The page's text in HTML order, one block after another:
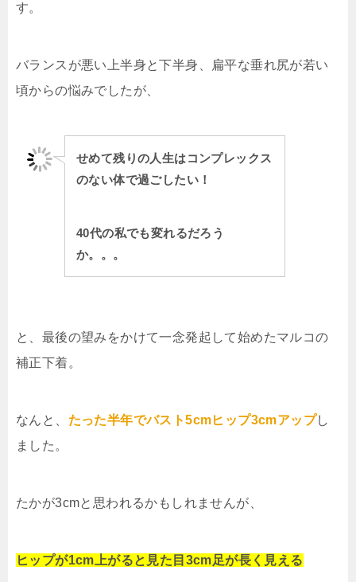
す。
バランスが悪い上半身と下半身、扁平な垂れ尻が若い
頃からの悩みでしたが、
せめて残りの人生はコンプレックス
のない体で過ごしたい！
40代の私でも変れるだろう
か。。。
と、最後の望みをかけて一念発起して始めたマルコの
補正下着。
なんと、 たった半年でバスト5cmヒップ3cmアップし
ました。
たかが3cmと思われるかもしれませんが、
ヒップが1cm上がると見た目3cm足が長く見える